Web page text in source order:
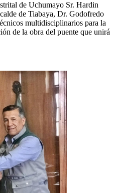
de Uchumayo Sr. Hardin
de Tiabaya, Dr. Godofredo
multidisciplinarios para la
de la obra del puente que unirá